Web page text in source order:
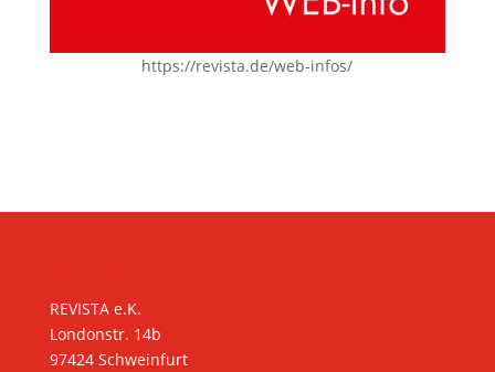
https://revista.de/web-infos/
REVISTA e.K.
Londonstr. 14b
97424 Schweinfurt